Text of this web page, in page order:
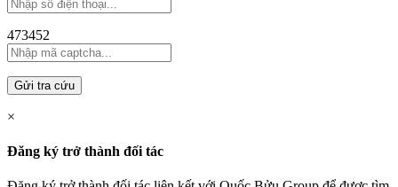
473452
Gửi tra cứu
×
Đăng ký trở thành đối tác